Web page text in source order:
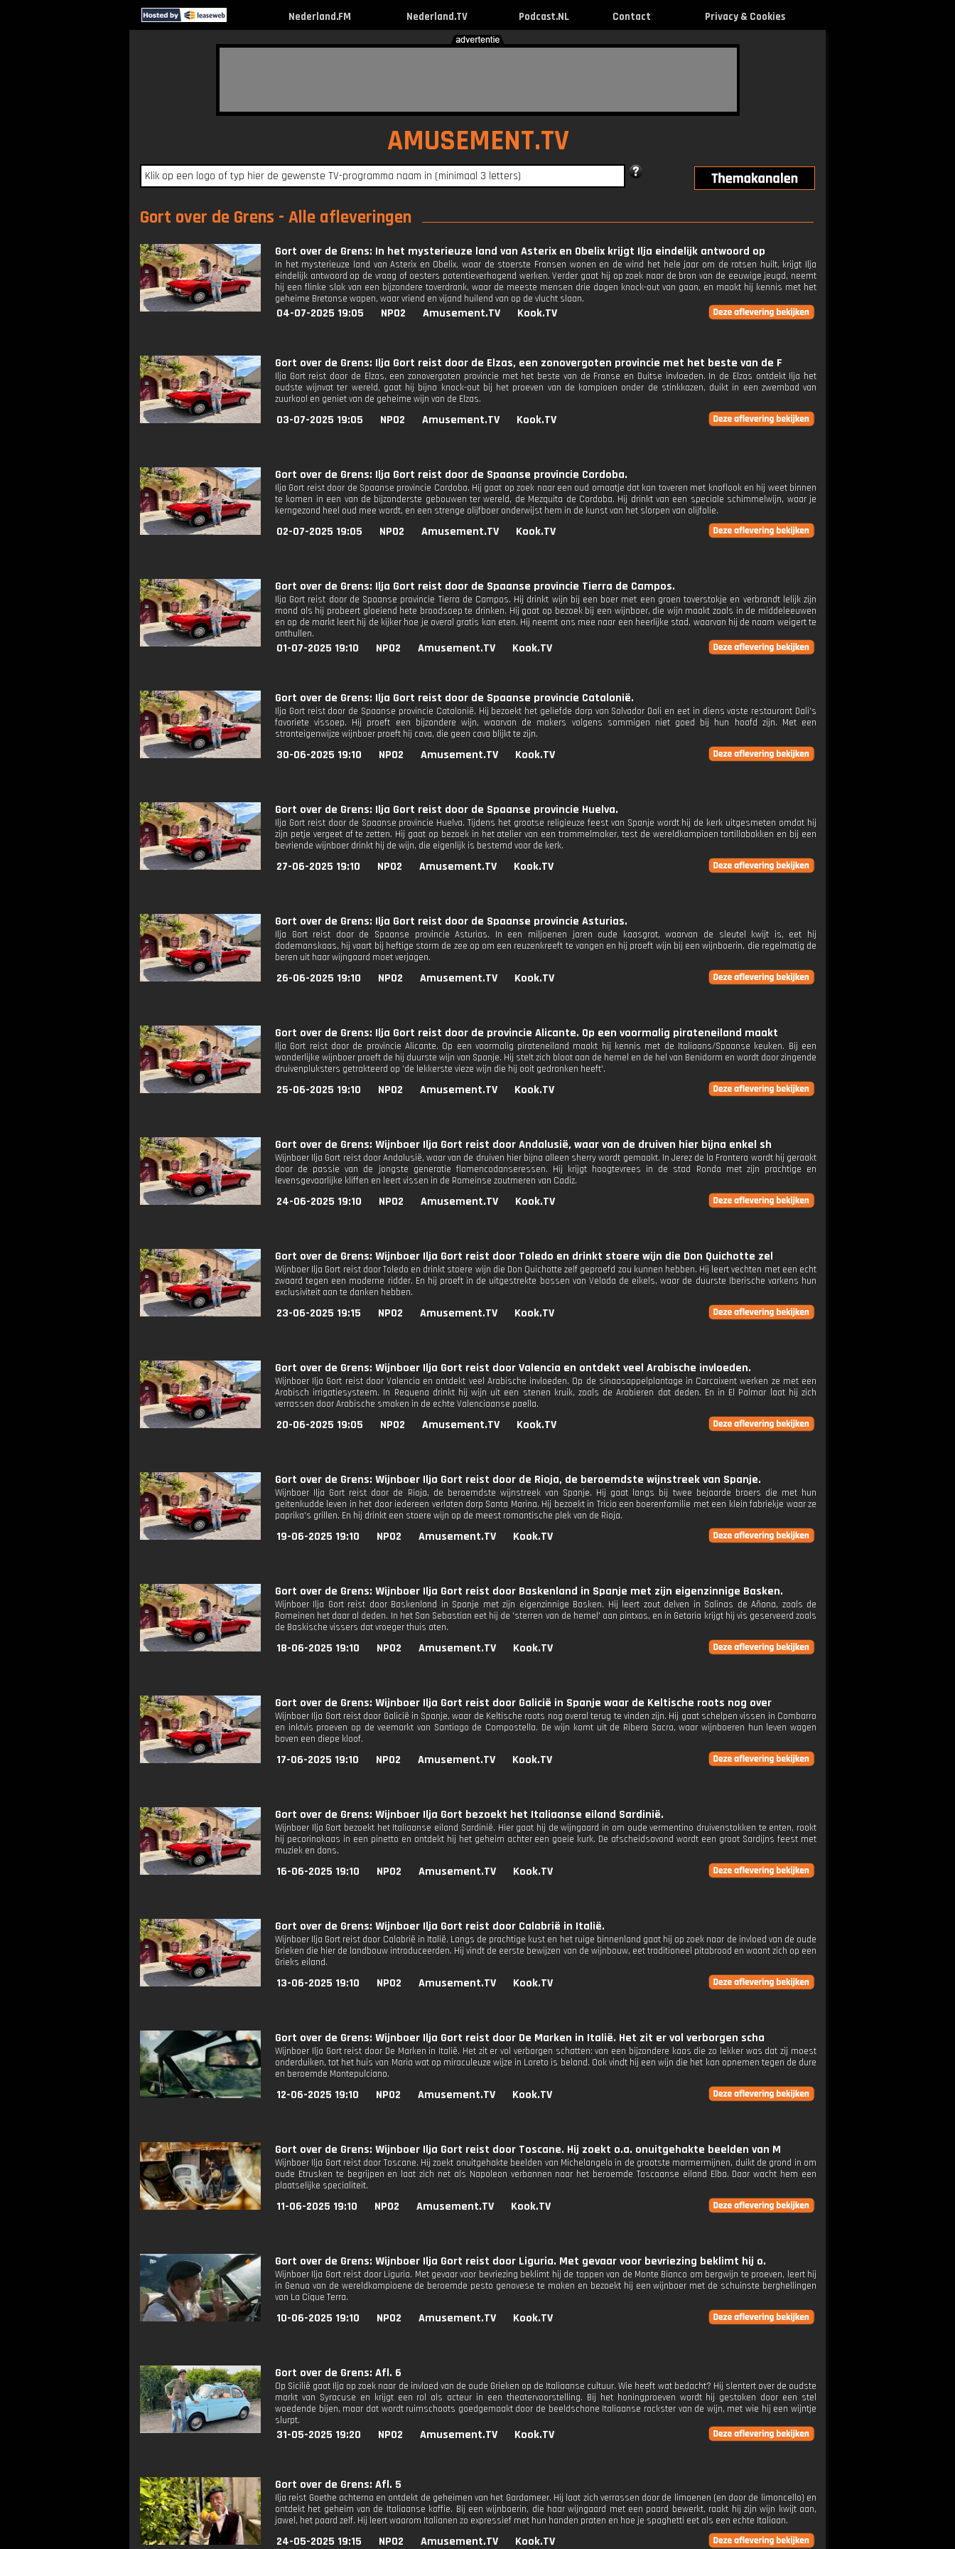
Nederland.FM Nederland.TV Podcast.NL Contact Privacy & Cookies
AMUSEMENT.TV
Gort over de Grens - Alle afleveringen
Gort over de Grens: In het mysterieuze land van Asterix en Obelix krijgt Ilja eindelijk antwoord op
In het mysterieuze land van Asterix en Obelix, waar de stoerste Fransen wonen en de wind het hele jaar om de rotsen huilt, krijgt Ilja
eindelijk antwoord op de vraag of oesters potentieverhogend werken. Verder gaat hij op zoek naar de bron van de eeuwige jeugd, neemt
hij een flinke slok van een bijzondere toverdrank, waar de meeste mensen drie dagen knock-out van gaan, en maakt hij kennis met het
geheime Bretonse wapen, waar vriend en vijand huilend van op de vlucht slaan.
04-07-2025 19:05 NPO2 Amusement.TV Kook.TV
Gort over de Grens: Ilja Gort reist door de Elzas, een zonovergoten provincie met het beste van de F
Ilja Gort reist door de Elzas, een zonovergoten provincie met het beste van de Franse en Duitse invloeden. In de Elzas ontdekt Ilja het
oudste wijnvat ter wereld, gaat hij bijna knock-out bij het proeven van de kampioen onder de stinkkazen, duikt in een zwembad van
zuurkool en geniet van de geheime wijn van de Elzas.
03-07-2025 19:05 NPO2 Amusement.TV Kook.TV
Gort over de Grens: Ilja Gort reist door de Spaanse provincie Cordoba.
Ilja Gort reist door de Spaanse provincie Cordoba. Hij gaat op zoek naar een oud omaatje dat kan toveren met knoflook en hij weet binnen
te komen in een van de bijzonderste gebouwen ter wereld, de Mezquita de Cordoba. Hij drinkt van een speciale schimmelwijn, waar je
kerngezond heel oud mee wordt, en een strenge olijfboer onderwijst hem in de kunst van het slorpen van olijfolie.
02-07-2025 19:05 NPO2 Amusement.TV Kook.TV
Gort over de Grens: Ilja Gort reist door de Spaanse provincie Tierra de Campos.
Ilja Gort reist door de Spaanse provincie Tierra de Campos. Hij drinkt wijn bij een boer met een groen toverstokje en verbrandt lelijk zijn
mond als hij probeert gloeiend hete broodsoep te drinken. Hij gaat op bezoek bij een wijnboer, die wijn maakt zoals in de middeleeuwen
en op de markt leert hij de kijker hoe je overal gratis kan eten. Hij neemt ons mee naar een heerlijke stad, waarvan hij de naam weigert te
onthullen.
01-07-2025 19:10 NPO2 Amusement.TV Kook.TV
Gort over de Grens: Ilja Gort reist door de Spaanse provincie Catalonië.
Ilja Gort reist door de Spaanse provincie Catalonië. Hij bezoekt het geliefde dorp van Salvador Dali en eet in diens vaste restaurant Dali's
favoriete vissoep. Hij proeft een bijzondere wijn, waarvan de makers volgens sommigen niet goed bij hun hoofd zijn. Met een
stronteigenwijze wijnboer proeft hij cava, die geen cava blijkt te zijn.
30-06-2025 19:10 NPO2 Amusement.TV Kook.TV
Gort over de Grens: Ilja Gort reist door de Spaanse provincie Huelva.
Ilja Gort reist door de Spaanse provincie Huelva. Tijdens het grootse religieuze feest van Spanje wordt hij de kerk uitgesmeten omdat hij
zijn petje vergeet af te zetten. Hij gaat op bezoek in het atelier van een trommelmaker, test de wereldkampioen tortillabakken en bij een
bevriende wijnboer drinkt hij de wijn, die eigenlijk is bestemd voor de kerk.
27-06-2025 19:10 NPO2 Amusement.TV Kook.TV
Gort over de Grens: Ilja Gort reist door de Spaanse provincie Asturias.
Ilja Gort reist door de Spaanse provincie Asturias. In een miljoenen jaren oude kaasgrot, waarvan de sleutel kwijt is, eet hij
dodemanskaas, hij vaart bij heftige storm de zee op om een reuzenkreeft te vangen en hij proeft wijn bij een wijnboerin, die regelmatig de
beren uit haar wijngaard moet verjagen.
26-06-2025 19:10 NPO2 Amusement.TV Kook.TV
Gort over de Grens: Ilja Gort reist door de provincie Alicante. Op een voormalig pirateneiland maakt
Ilja Gort reist door de provincie Alicante. Op een voormalig pirateneiland maakt hij kennis met de Italiaans/Spaanse keuken. Bij een
wonderlijke wijnboer proeft de hij duurste wijn van Spanje. Hij stelt zich bloot aan de hemel en de hel van Benidorm en wordt door zingende
druivenpluksters getrakteerd op 'de lekkerste vieze wijn die hij ooit gedronken heeft'.
25-06-2025 19:10 NPO2 Amusement.TV Kook.TV
Gort over de Grens: Wijnboer Ilja Gort reist door Andalusië, waar van de druiven hier bijna enkel sh
Wijnboer Ilja Gort reist door Andalusië, waar van de druiven hier bijna alleen sherry wordt gemaakt. In Jerez de la Frontera wordt hij geraakt
door de passie van de jongste generatie flamencodanseressen. Hij krijgt hoogtevrees in de stad Ronda met zijn prachtige en
levensgevaarlijke kliffen en leert vissen in de Romeinse zoutmeren van Cadiz.
24-06-2025 19:10 NPO2 Amusement.TV Kook.TV
Gort over de Grens: Wijnboer Ilja Gort reist door Toledo en drinkt stoere wijn die Don Quichotte zel
Wijnboer Ilja Gort reist door Toledo en drinkt stoere wijn die Don Quichotte zelf geproefd zou kunnen hebben. Hij leert vechten met een echt
zwaard tegen een moderne ridder. En hij proeft in de uitgestrekte bossen van Velada de eikels, waar de duurste Iberische varkens hun
exclusiviteit aan te danken hebben.
23-06-2025 19:15 NPO2 Amusement.TV Kook.TV
Gort over de Grens: Wijnboer Ilja Gort reist door Valencia en ontdekt veel Arabische invloeden.
Wijnboer Ilja Gort reist door Valencia en ontdekt veel Arabische invloeden. Op de sinaasappelplantage in Carcaixent werken ze met een
Arabisch irrigatiesysteem. In Requena drinkt hij wijn uit een stenen kruik, zoals de Arabieren dat deden. En in El Palmar laat hij zich
verrassen door Arabische smaken in de echte Valenciaanse paella.
20-06-2025 19:05 NPO2 Amusement.TV Kook.TV
Gort over de Grens: Wijnboer Ilja Gort reist door de Rioja, de beroemdste wijnstreek van Spanje.
Wijnboer Ilja Gort reist door de Rioja, de beroemdste wijnstreek van Spanje. Hij gaat langs bij twee bejaarde broers die met hun
geitenkudde leven in het door iedereen verlaten dorp Santa Marina. Hij bezoekt in Tricio een boerenfamilie met een klein fabriekje waar ze
paprika's grillen. En hij drinkt een stoere wijn op de meest romantische plek van de Rioja.
19-06-2025 19:10 NPO2 Amusement.TV Kook.TV
Gort over de Grens: Wijnboer Ilja Gort reist door Baskenland in Spanje met zijn eigenzinnige Basken.
Wijnboer Ilja Gort reist door Baskenland in Spanje met zijn eigenzinnige Basken. Hij leert zout delven in Salinas de Añana, zoals de
Romeinen het daar al deden. In het San Sebastian eet hij de 'sterren van de hemel' aan pintxos, en in Getaria krijgt hij vis geserveerd zoals
de Baskische vissers dat vroeger thuis aten.
18-06-2025 19:10 NPO2 Amusement.TV Kook.TV
Gort over de Grens: Wijnboer Ilja Gort reist door Galicië in Spanje waar de Keltische roots nog over
Wijnboer Ilja Gort reist door Galicië in Spanje, waar de Keltische roots nog overal terug te vinden zijn. Hij gaat schelpen vissen in Combarro
en inktvis proeven op de veemarkt van Santiago de Compostella. De wijn komt uit de Ribera Sacra, waar wijnboeren hun leven wagen
boven een diepe kloof.
17-06-2025 19:10 NPO2 Amusement.TV Kook.TV
Gort over de Grens: Wijnboer Ilja Gort bezoekt het Italiaanse eiland Sardinië.
Wijnboer Ilja Gort bezoekt het Italiaanse eiland Sardinië. Hier gaat hij de wijngaard in om oude vermentino druivenstokken te enten, rookt
hij pecorinokaas in een pinetto en ontdekt hij het geheim achter een goeie kurk. De afscheidsavond wordt een groot Sardijns feest met
muziek en dans.
16-06-2025 19:10 NPO2 Amusement.TV Kook.TV
Gort over de Grens: Wijnboer Ilja Gort reist door Calabrië in Italië.
Wijnboer Ilja Gort reist door Calabrië in Italië. Langs de prachtige kust en het ruige binnenland gaat hij op zoek naar de invloed van de oude
Grieken die hier de landbouw introduceerden. Hij vindt de eerste bewijzen van de wijnbouw, eet traditioneel pitabrood en waant zich op een
Grieks eiland.
13-06-2025 19:10 NPO2 Amusement.TV Kook.TV
Gort over de Grens: Wijnboer Ilja Gort reist door De Marken in Italië. Het zit er vol verborgen scha
Wijnboer Ilja Gort reist door De Marken in Italië. Het zit er vol verborgen schatten: van een bijzondere kaas die zo lekker was dat zij moest
onderduiken, tot het huis van Maria wat op miraculeuze wijze in Loreto is beland. Ook vindt hij een wijn die het kan opnemen tegen de dure
en beroemde Montepulciano.
12-06-2025 19:10 NPO2 Amusement.TV Kook.TV
Gort over de Grens: Wijnboer Ilja Gort reist door Toscane. Hij zoekt o.a. onuitgehakte beelden van M
Wijnboer Ilja Gort reist door Toscane. Hij zoekt onuitgehakte beelden van Michelangelo in de grootste marmermijnen, duikt de grond in om
oude Etrusken te begrijpen en laat zich net als Napoleon verbannen naar het beroemde Toscaanse eiland Elba. Daar wacht hem een
plaatselijke specialiteit.
11-06-2025 19:10 NPO2 Amusement.TV Kook.TV
Gort over de Grens: Wijnboer Ilja Gort reist door Liguria. Met gevaar voor bevriezing beklimt hij o.
Wijnboer Ilja Gort reist door Liguria. Met gevaar voor bevriezing beklimt hij de toppen van de Monte Bianco om bergwijn te proeven, leert hij
in Genua van de wereldkampioene de beroemde pesto genovese te maken en bezoekt hij een wijnboer met de schuinste berghellingen
van La Cique Terra.
10-06-2025 19:10 NPO2 Amusement.TV Kook.TV
Gort over de Grens: Afl. 6
Op Sicilië gaat Ilja op zoek naar de invloed van de oude Grieken op de Italiaanse cultuur. Wie heeft wat bedacht? Hij slentert over de oudste
markt van Syracuse en krijgt een rol als acteur in een theatervoorstelling. Bij het honingproeven wordt hij gestoken door een stel
woedende bijen, maar dat wordt ruimschoots goedgemaakt door de beeldschone Italiaanse rockster van de wijn, met wie hij een wijntje
slurpt.
31-05-2025 19:20 NPO2 Amusement.TV Kook.TV
Gort over de Grens: Afl. 5
Ilja reist Goethe achterna en ontdekt de geheimen van het Gardameer. Hij laat zich verrassen door de limoenen (en door de limoncello) en
ontdekt het geheim van de Italiaanse koffie. Bij een wijnboerin, die haar wijngaard met een paard bewerkt, raakt hij zijn wijn kwijt aan,
jawel, het paard zelf. Hij leert waarom Italianen zo expressief met hun handen praten en hoe je spaghetti eet als een echte Italiaan.
24-05-2025 19:15 NPO2 Amusement.TV Kook.TV